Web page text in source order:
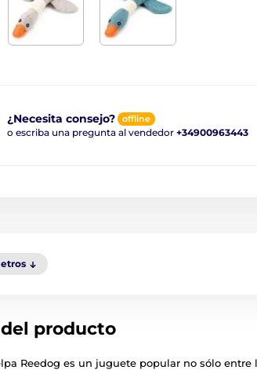
¿Necesita consejo? offline
o escriba una pregunta al vendedor +34900963443
producto
Reedog es un juguete popular no sólo entre